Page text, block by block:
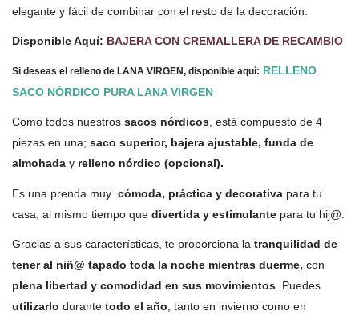
elegante y fácil de combinar con el resto de la decoración.
Disponible Aquí: BAJERA CON CREMALLERA DE RECAMBIO
Si deseas el relleno de LANA VIRGEN, disponible aquí: RELLENO
SACO NÓRDICO PURA LANA VIRGEN
Como todos nuestros sacos nórdicos, está compuesto de 4
piezas en una; saco superior, bajera ajustable, funda de
almohada y relleno nórdico (opcional).
Es una prenda muy cómoda, práctica y decorativa para tu
casa, al mismo tiempo que divertida y estimulante para tu hij@.
Gracias a sus características, te proporciona la tranquilidad de
tener al niñ@ tapado toda la noche mientras duerme, con
plena libertad y comodidad en sus movimientos . Puedes
utilizarlo durante todo el año , tanto en invierno como en